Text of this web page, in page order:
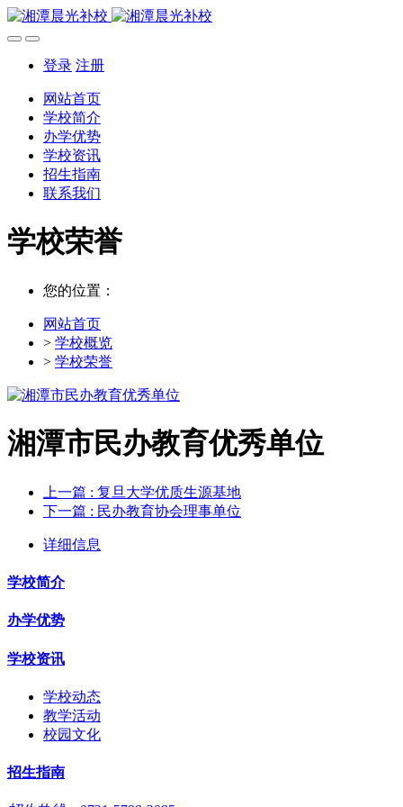
登录 注册
网站首页
学校简介
办学优势
学校资讯
招生指南
联系我们
学校荣誉
您的位置：
网站首页
> 学校概览
> 学校荣誉
湘潭市民办教育优秀单位
上一篇 : 复旦大学优质生源基地
下一篇 : 民办教育协会理事单位
详细信息
学校简介
办学优势
学校资讯
学校动态
教学活动
校园文化
招生指南